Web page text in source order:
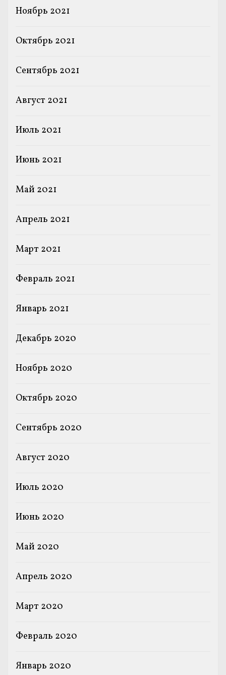
Ноябрь 2021
Октябрь 2021
Сентябрь 2021
Август 2021
Июль 2021
Июнь 2021
Май 2021
Апрель 2021
Март 2021
Февраль 2021
Январь 2021
Декабрь 2020
Ноябрь 2020
Октябрь 2020
Сентябрь 2020
Август 2020
Июль 2020
Июнь 2020
Май 2020
Апрель 2020
Март 2020
Февраль 2020
Январь 2020